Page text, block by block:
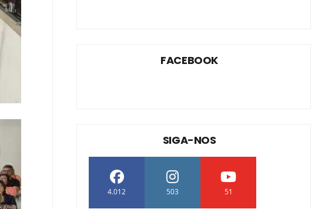
FACEBOOK
SIGA-NOS
4.012 503 51